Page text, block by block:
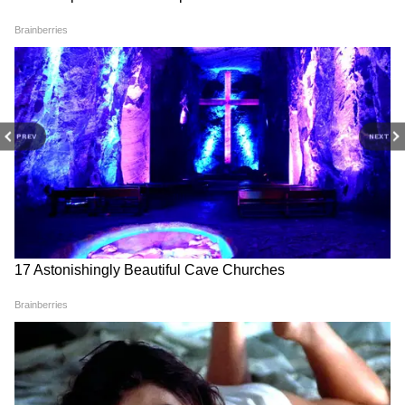
PREV NEXT
দিলীপ-শুভেন্দুর যৌথ আক্রমণের প্রতিবাদ করেছেন
তৃণমূল কংগ্রেসের রাজ্যসভার সাংসদ শান্তনু সেন।
তিনি বলেন, রাজ্যের মানুষ তৃণমূল ও তৃণমূলের
চেয়ারপার্সেনের সঙ্গে রয়েছে। আর সেই কারণেই
West Bengal news today (পশ্চিমবঙ্গের লাইভ
খবর) - Read Latest west bengal News
(বাংলায় পশ্চিমবঙ্গের খবর) headlines, LIVE
Updates at Asianet News Bangla.